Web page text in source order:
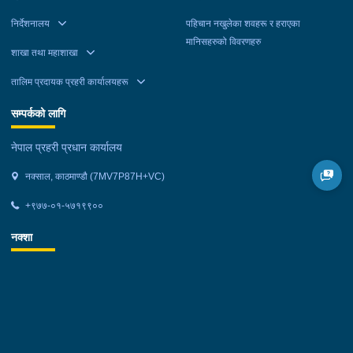
निर्देशनालय
शाखा तथा महाशाखा
तालिम प्रदायक प्रहरी कार्यालयहरू
पहिचान नखुलेका शवहरू र हराएका
मानिसहरुको विवरणहरु
सम्पर्कको लागि
नेपाल प्रहरी प्रधान कार्यालय
नक्साल, काठमाण्डौ (7MV7P87H+VC)
+९७७-०१-५७१९९००
नक्शा